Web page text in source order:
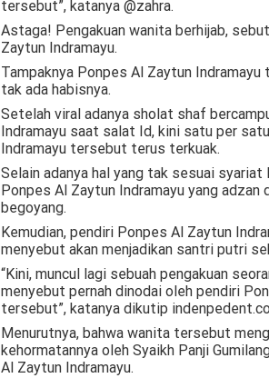
tersebut”, katanya @zahra.
Astaga! Pengakuan wanita berhijab,
Zaytun Indramayu.
Tampaknya Ponpes Al Zaytun Indramayu
tak ada habisnya.
Setelah viral adanya sholat shaf
Indramayu saat salat Id, kini satu per
Indramayu tersebut terus terkuak.
Selain adanya hal yang tak sesuai
Ponpes Al Zaytun Indramayu yang adzan
begoyang.
Kemudian, pendiri Ponpes Al Zaytun
menyebut akan menjadikan santri putri
“Kini, muncul lagi sebuah pengakuan
menyebut pernah dinodai oleh pendiri
tersebut”, katanya dikutip
Menurutnya, bahwa wanita tersebut
kehormatannya oleh Syaikh Panji
Al Zaytun Indramayu.